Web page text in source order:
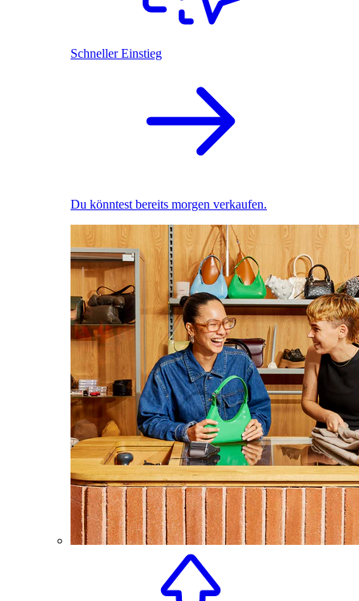
Schneller Einstieg
Du könntest bereits morgen verkaufen.